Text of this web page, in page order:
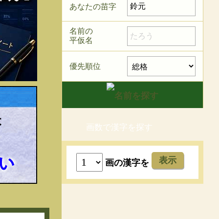
あなたの苗字
名前の
平仮名
優先順位
画数で漢字を探す
画の漢字を 表示